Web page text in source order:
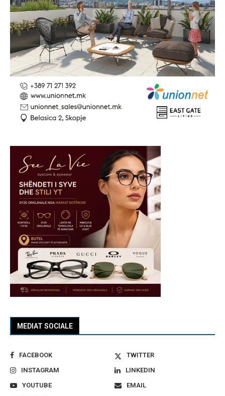
MEDIAT SOCIALE
FACEBOOK
TWITTER
INSTAGRAM
LINKEDIN
YOUTUBE
EMAIL